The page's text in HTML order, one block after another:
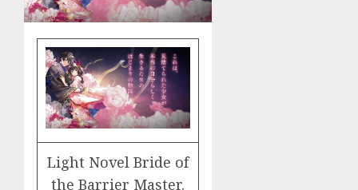
Light Novel Bride of
the Barrier Master.